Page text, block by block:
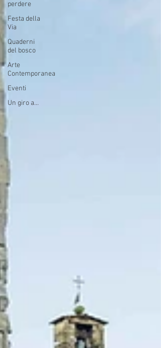
perdere
Festa della
Via
Quaderni
del bosco
Arte
Contemporanea
Eventi
Un giro a...